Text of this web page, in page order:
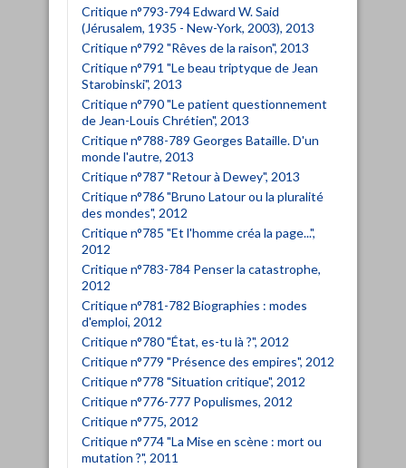
Critique n°793-794 Edward W. Said
(Jérusalem, 1935 - New-York, 2003), 2013
Critique n°792 "Rêves de la raison", 2013
Critique n°791 "Le beau triptyque de Jean
Starobinski", 2013
Critique n°790 "Le patient questionnement
de Jean-Louis Chrétien", 2013
Critique n°788-789 Georges Bataille. D'un
monde l'autre, 2013
Critique n°787 "Retour à Dewey", 2013
Critique n°786 "Bruno Latour ou la pluralité
des mondes", 2012
Critique n°785 "Et l'homme créa la page...",
2012
Critique n°783-784 Penser la catastrophe,
2012
Critique n°781-782 Biographies : modes
d'emploi, 2012
Critique n°780 "État, es-tu là ?", 2012
Critique n°779 "Présence des empires", 2012
Critique n°778 "Situation critique", 2012
Critique n°776-777 Populismes, 2012
Critique n°775, 2012
Critique n°774 "La Mise en scène : mort ou
mutation ?", 2011